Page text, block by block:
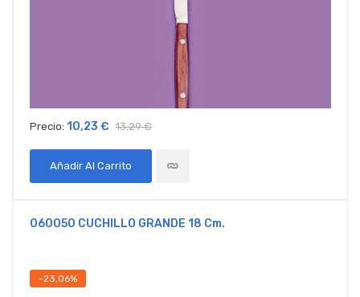
Precio: 10,23 € 13,29 €
Añadir Al Carrito
060050 CUCHILLO GRANDE 18 Cm.
-23,06%